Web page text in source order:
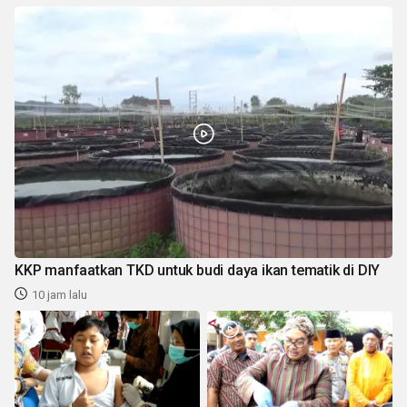
KKP manfaatkan TKD untuk budi daya ikan tematik di DIY
10 jam lalu